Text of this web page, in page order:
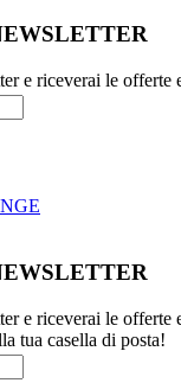
e riceverai le offerte
e riceverai le offerte
tua casella di posta!